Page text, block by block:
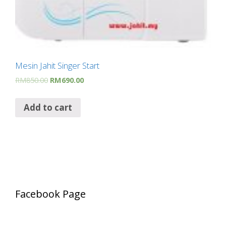
Mesin Jahit Singer Start
RM850.00 RM690.00
Add to cart
Facebook Page